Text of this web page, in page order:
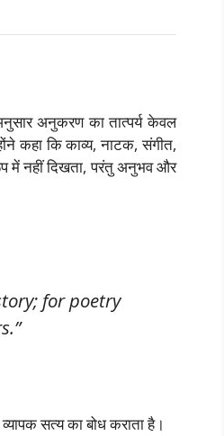
अनुकरण का तात्पर्य केवल
कहा कि काव्य, नाटक, संगीत,
में नहीं दिखता, परंतु अनुभव और
for poetry
सत्य का बोध कराता है।